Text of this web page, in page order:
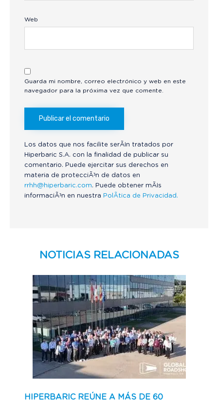
Web
Guarda mi nombre, correo electrónico y web en este
navegador para la próxima vez que comente.
Los datos que nos facilite serÃ¡n tratados por
Hiperbaric S.A. con la finalidad de publicar su
comentario. Puede ejercitar sus derechos en
materia de protecciÃ³n de datos en
rrhh@hiperbaric.com. Puede obtener mÃ¡s
informaciÃ³n en nuestra PolÃ­tica de Privacidad.
NOTICIAS RELACIONADAS
HIPERBARIC REÚNE A MÁS DE 60